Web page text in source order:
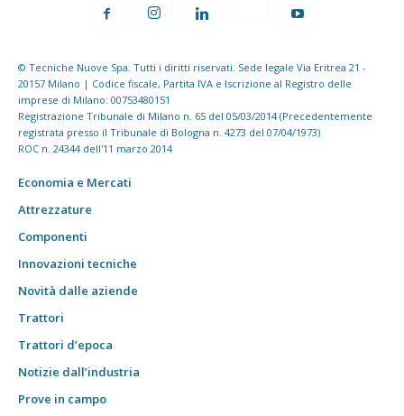
© Tecniche Nuove Spa. Tutti i diritti riservati. Sede legale Via Eritrea 21 -
20157 Milano | Codice fiscale, Partita IVA e Iscrizione al Registro delle
imprese di Milano: 00753480151
Registrazione Tribunale di Milano n. 65 del 05/03/2014 (Precedentemente
registrata presso il Tribunale di Bologna n. 4273 del 07/04/1973)
ROC n. 24344 dell'11 marzo 2014
Economia e Mercati
Attrezzature
Componenti
Innovazioni tecniche
Novità dalle aziende
Trattori
Trattori d’epoca
Notizie dall’industria
Prove in campo